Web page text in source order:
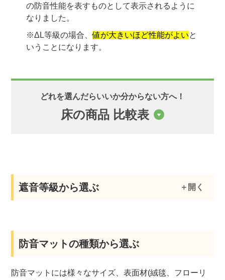
の防音性能を表すものとして表示されるように
なりました。
※ΔL等級の場合、値が大きいほど性能がよいと
いうことになります。
どれを選んだらいいか分からない方へ！
床の商品 比較表
静床ライト ΔLL-4
マットウッド
ΔLL-7
17,600円〜
遮音等級から選ぶ
防音マットの種類から選ぶ
防音マットには様々なサイズ、表面材(絨毯、フローリ